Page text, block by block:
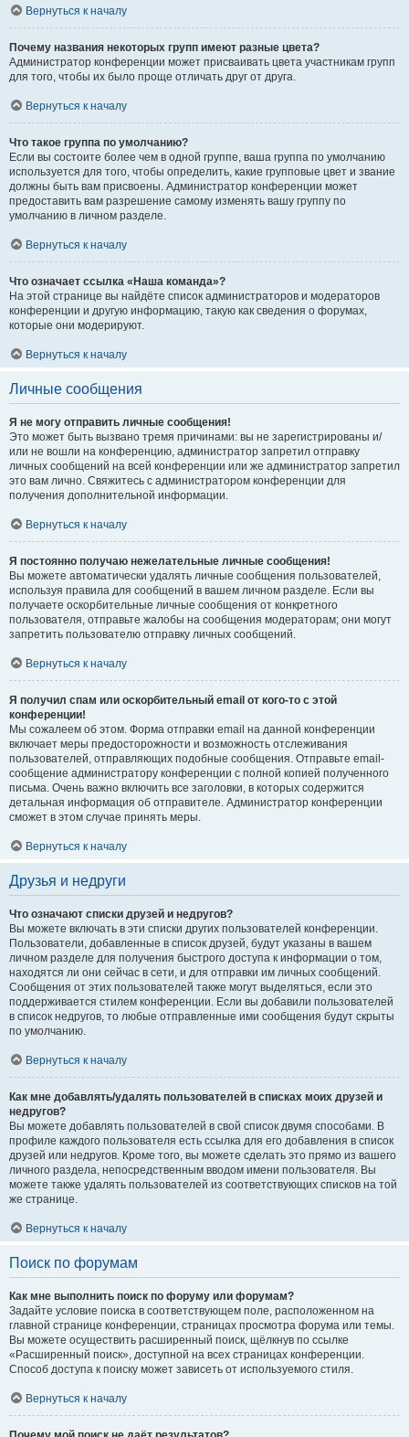
Вернуться к началу
Почему названия некоторых групп имеют разные цвета?
Администратор конференции может присваивать цвета участникам групп
для того, чтобы их было проще отличать друг от друга.
Вернуться к началу
Что такое группа по умолчанию?
Если вы состоите более чем в одной группе, ваша группа по умолчанию
используется для того, чтобы определить, какие групповые цвет и звание
должны быть вам присвоены. Администратор конференции может
предоставить вам разрешение самому изменять вашу группу по
умолчанию в личном разделе.
Вернуться к началу
Что означает ссылка «Наша команда»?
На этой странице вы найдёте список администраторов и модераторов
конференции и другую информацию, такую как сведения о форумах,
которые они модерируют.
Вернуться к началу
Личные сообщения
Я не могу отправить личные сообщения!
Это может быть вызвано тремя причинами: вы не зарегистрированы и/
или не вошли на конференцию, администратор запретил отправку
личных сообщений на всей конференции или же администратор запретил
это вам лично. Свяжитесь с администратором конференции для
получения дополнительной информации.
Вернуться к началу
Я постоянно получаю нежелательные личные сообщения!
Вы можете автоматически удалять личные сообщения пользователей,
используя правила для сообщений в вашем личном разделе. Если вы
получаете оскорбительные личные сообщения от конкретного
пользователя, отправьте жалобы на сообщения модераторам; они могут
запретить пользователю отправку личных сообщений.
Вернуться к началу
Я получил спам или оскорбительный email от кого-то с этой
конференции!
Мы сожалеем об этом. Форма отправки email на данной конференции
включает меры предосторожности и возможность отслеживания
пользователей, отправляющих подобные сообщения. Отправьте email-
сообщение администратору конференции с полной копией полученного
письма. Очень важно включить все заголовки, в которых содержится
детальная информация об отправителе. Администратор конференции
сможет в этом случае принять меры.
Вернуться к началу
Друзья и недруги
Что означают списки друзей и недругов?
Вы можете включать в эти списки других пользователей конференции.
Пользователи, добавленные в список друзей, будут указаны в вашем
личном разделе для получения быстрого доступа к информации о том,
находятся ли они сейчас в сети, и для отправки им личных сообщений.
Сообщения от этих пользователей также могут выделяться, если это
поддерживается стилем конференции. Если вы добавили пользователей
в список недругов, то любые отправленные ими сообщения будут скрыты
по умолчанию.
Вернуться к началу
Как мне добавлять/удалять пользователей в списках моих друзей и
недругов?
Вы можете добавлять пользователей в свой список двумя способами. В
профиле каждого пользователя есть ссылка для его добавления в список
друзей или недругов. Кроме того, вы можете сделать это прямо из вашего
личного раздела, непосредственным вводом имени пользователя. Вы
можете также удалять пользователей из соответствующих списков на той
же странице.
Вернуться к началу
Поиск по форумам
Как мне выполнить поиск по форуму или форумам?
Задайте условие поиска в соответствующем поле, расположенном на
главной странице конференции, страницах просмотра форума или темы.
Вы можете осуществить расширенный поиск, щёлкнув по ссылке
«Расширенный поиск», доступной на всех страницах конференции.
Способ доступа к поиску может зависеть от используемого стиля.
Вернуться к началу